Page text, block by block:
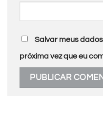
Salvar meus
próxima vez que eu